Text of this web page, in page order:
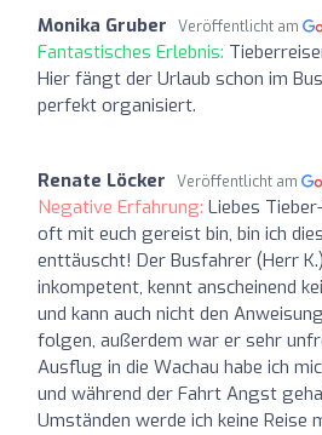
Monika Gruber Veröffentlicht am
Fantastisches Erlebnis:
Hier fängt der Urlaub schon im
perfekt organisiert.
Renate Löcker Veröffentlicht am
Negative Erfahrung: Liebes
oft mit euch gereist bin, bin ich
enttäuscht! Der Busfahrer (Herr
inkompetent, kennt anscheinend
und kann auch nicht den
folgen, außerdem war er sehr
Ausflug in die Wachau habe ich
und während der Fahrt Angst
Umständen werde ich keine Reise